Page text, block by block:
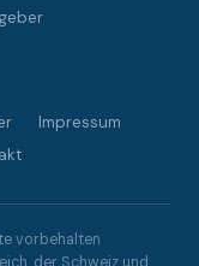
Impressum
vorbehalten